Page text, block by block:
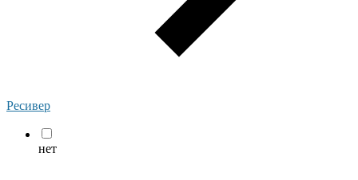
Ресивер
нет